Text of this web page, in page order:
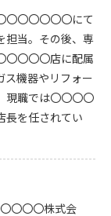
〇〇〇〇〇〇にて
担当。その後、専
〇〇〇〇店に配属
ス機器やリフォー
現職では〇〇〇〇
長を任されてい
〇〇〇株式会